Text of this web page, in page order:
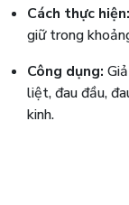
Cách thực hiện:
giữ trong
Công dụng:
liệt, đau đầu,
kinh.